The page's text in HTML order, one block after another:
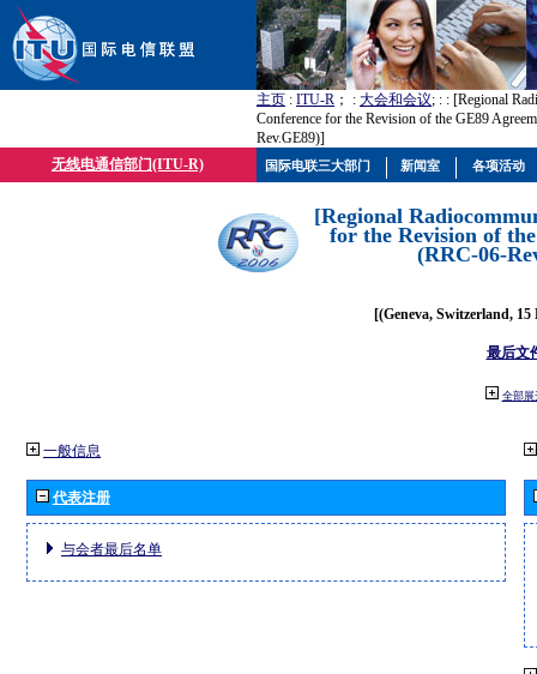
主页 : ITU-R ； : 大会和会议; : : [Regional
Conference for the Revision of the GE89
Rev.GE89)]
无线电通信部门(ITU-R)
[Regional
for the Revision of
(RRC-06-
[(Geneva, Switzerland, 15
最后文
全部展
一般信息
代表注册
与会者最后名单
国际电联三大部门 新闻室 各项活动